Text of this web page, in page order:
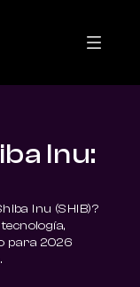
Inu:
Inu (SHIB)?
para 2026